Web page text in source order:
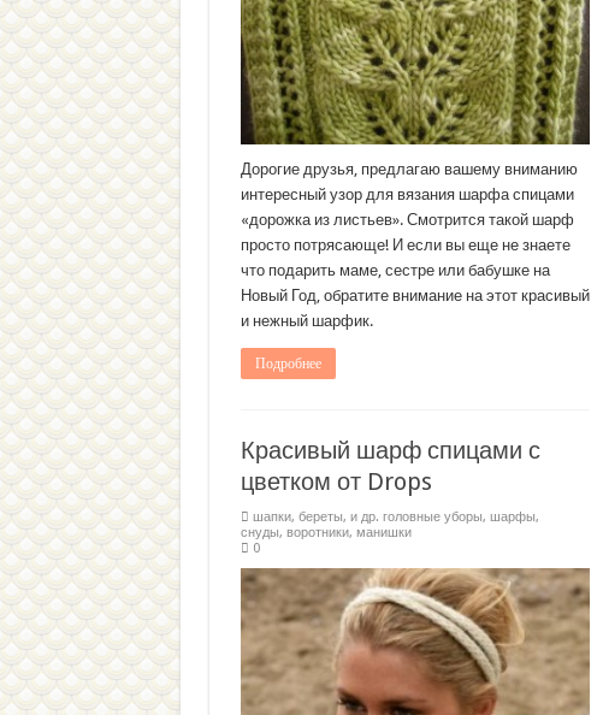
Дорогие друзья, предлагаю вашему вниманию
интересный узор для вязания шарфа спицами
«дорожка из листьев». Смотрится такой шарф
просто потрясающе! И если вы еще не знаете
что подарить маме, сестре или бабушке на
Новый Год, обратите внимание на этот красивый
и нежный шарфик.
Подробнее
Красивый шарф спицами с
цветком от Drops
шапки, береты, и др. головные уборы, шарфы,
снуды, воротники, манишки
0